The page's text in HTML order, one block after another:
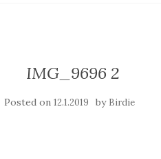
IMG_9696 2
Posted on12.1.2019 by Birdie